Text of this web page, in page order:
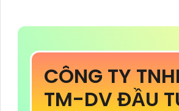
CÔNG TY
TM-DV ĐẦU